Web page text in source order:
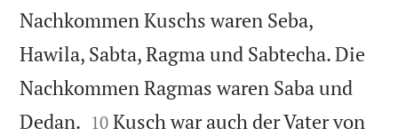
Nachkommen Kuschs waren Seba,
Hawila, Sabta, Ragma und Sabtecha. Die
Nachkommen Ragmas waren Saba und
Dedan. 

10 Kusch war auch der Vater von